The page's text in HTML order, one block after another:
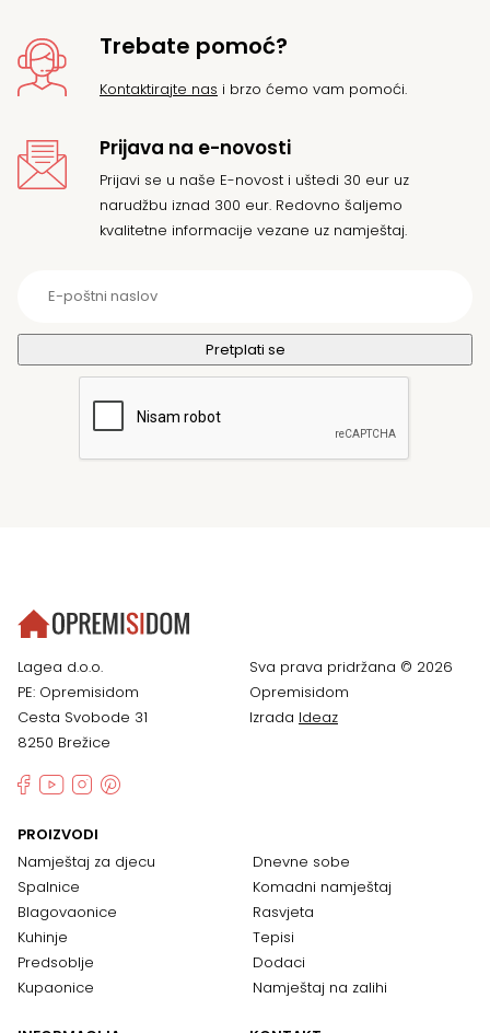
Trebate pomoć?
Kontaktirajte nas i brzo ćemo vam pomoći.
Prijava na e-novosti
Prijavi se u naše E-novost i uštedi 30 eur uz
narudžbu iznad 300 eur. Redovno šaljemo
kvalitetne informacije vezane uz namještaj.
Lagea d.o.o.
PE: Opremisidom
Cesta Svobode 31
8250 Brežice
Sva prava pridržana © 2026
Opremisidom
Izrada Ideaz
PROIZVODI
Namještaj za djecu
Spalnice
Blagovaonice
Kuhinje
Predsoblje
Kupaonice
Dnevne sobe
Komadni namještaj
Rasvjeta
Tepisi
Dodaci
Namještaj na zalihi